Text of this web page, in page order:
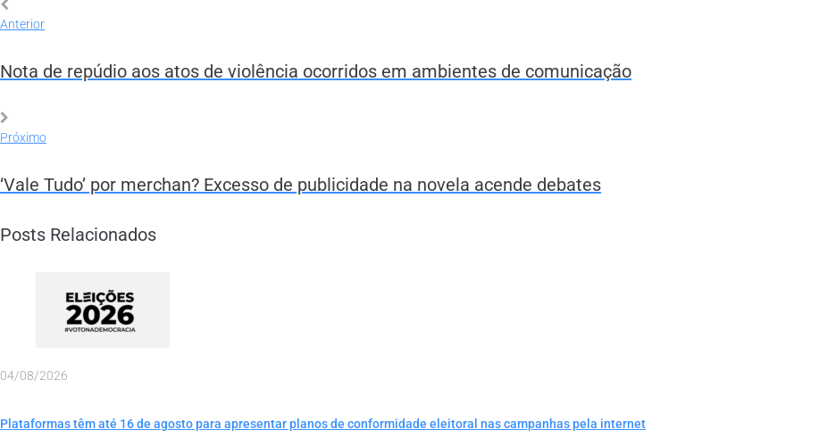
Anterior
Nota de repúdio aos atos de violência ocorridos em ambientes de comunicação
Próximo
‘Vale Tudo’ por merchan? Excesso de publicidade na novela acende debates
Posts Relacionados
04/08/2026
Plataformas têm até 16 de agosto para apresentar planos de conformidade eleitoral nas campanhas pela internet